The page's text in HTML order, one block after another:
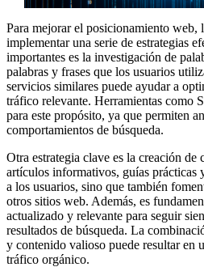
Para mejorar el posicionamiento web,
implementar una serie de estrategias
importantes es la investigación de
palabras y frases que los usuarios
servicios similares puede ayudar a
tráfico relevante. Herramientas como
para este propósito, ya que permiten
comportamientos de búsqueda.
Otra estrategia clave es la creación
artículos informativos, guías prácticas
a los usuarios, sino que también
otros sitios web. Además, es
actualizado y relevante para seguir
resultados de búsqueda. La
y contenido valioso puede resultar en
tráfico orgánico.